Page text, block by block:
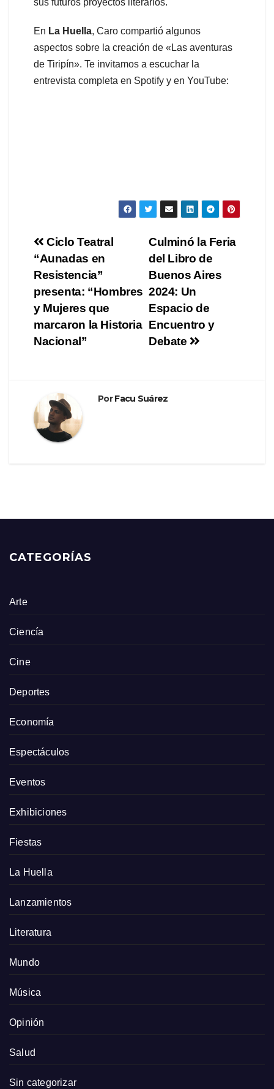
sus futuros proyectos literarios.
En La Huella, Caro compartió algunos
aspectos sobre la creación de «Las aventuras
de Tiripín». Te invitamos a escuchar la
entrevista completa en Spotify y en YouTube:
Navegación
de
entradas
Culminó la Feria
del Libro de
Buenos Aires
2024: Un
Espacio de
Encuentro y
Debate
Ciclo Teatral
“Aunadas en
Resistencia”
presenta: “Hombres
y Mujeres que
marcaron la Historia
Nacional”
PorFacu Suárez
CATEGORÍAS
Arte
Ciencía
Cine
Deportes
Economía
Espectáculos
Eventos
Exhibiciones
Fiestas
La Huella
Lanzamientos
Literatura
Mundo
Música
Opinión
Salud
Sin categorizar